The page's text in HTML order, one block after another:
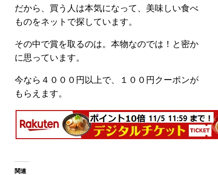
だから、買う人は本気になって、美味しい食べ
ものをネットで探しています。
その中で賞を取るのは。本物なのでは！と密か
に思っています。
今なら４０００円以上で、１００円クーポンが
もらえます。
関連